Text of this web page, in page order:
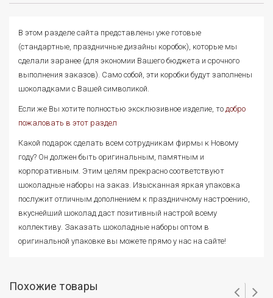
В этом разделе сайта представлены уже готовые
(стандартные, праздничные дизайны коробок), которые мы
сделали заранее (для экономии Вашего бюджета и срочного
выполнения заказов). Само собой, эти коробки будут заполнены
шоколадками с Вашей символикой.
Если же Вы хотите полностью эксклюзивное изделие, то добро
пожаловать в этот раздел
Какой подарок сделать всем сотрудникам фирмы к Новому
году? Он должен быть оригинальным, памятным и
корпоративным. Этим целям прекрасно соответствуют
шоколадные наборы на заказ. Изысканная яркая упаковка
послужит отличным дополнением к праздничному настроению,
вкуснейший шоколад даст позитивный настрой всему
коллективу. Заказать шоколадные наборы оптом в
оригинальной упаковке вы можете прямо у нас на сайте!
Похожие товары